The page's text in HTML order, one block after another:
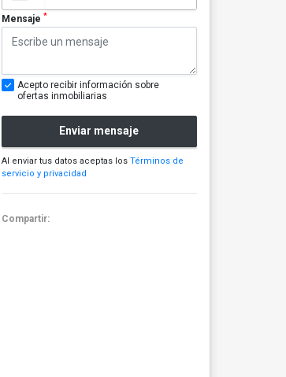
Mensaje *
Acepto recibir información sobre
ofertas inmobiliarias
Enviar mensaje
Al enviar tus datos aceptas los Términos de
servicio y privacidad
Compartir: